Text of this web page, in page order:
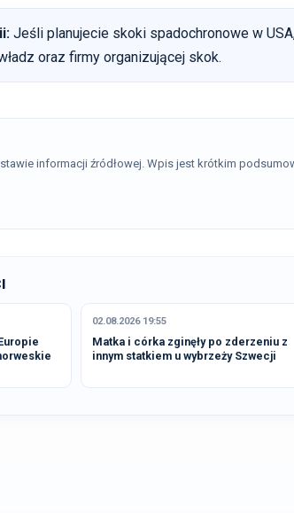
Jeśli planujecie skoki spadochronowe w
oraz firmy organizującej skok.
informacji źródłowej. Wpis jest krótkim
02.08.2026 19:55
Matka i córka zginęły po zderzeniu z
innym statkiem u wybrzeży Szwecji